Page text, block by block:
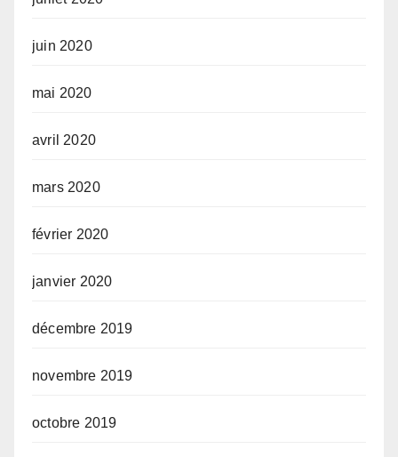
juin 2020
mai 2020
avril 2020
mars 2020
février 2020
janvier 2020
décembre 2019
novembre 2019
octobre 2019